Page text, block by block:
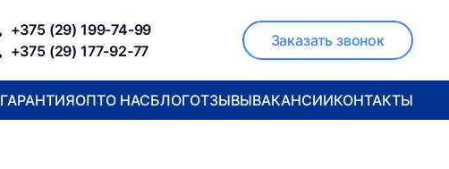
+375 (29) 199-74-99
+375 (29) 177-92-77
Заказать звонок
ГАРАНТИЯОПТО НАСБЛОГОТЗЫВЫВАКАНСИИКОНТАКТЫ